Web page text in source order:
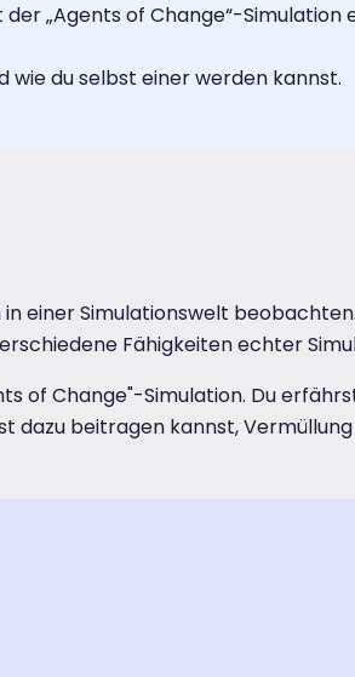
„Agents of Change“-
wie du selbst einer werden kannst.
einer Simulationswelt
Fähigkeiten echter
of Change"-Simulation. Du
dazu beitragen kannst,